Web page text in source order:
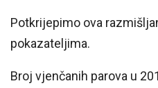
Potkrijepimo ova
pokazateljima.
Broj vjenčanih parova u